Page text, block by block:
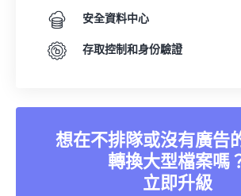
安全資料中心
存取控制和身份驗證
想在不排隊或沒有廣告
轉換大型檔案嗎
立即升級